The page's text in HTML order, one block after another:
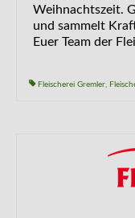
Weihnachtszeit.
und sammelt
Euer Team der
Fleischerei Gremler,